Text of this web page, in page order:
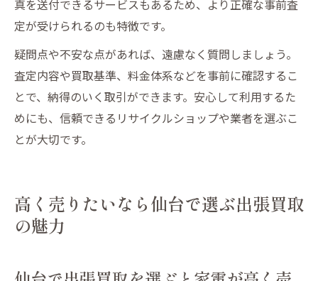
真を送付できるサービスもあるため、より正確な事前査
定が受けられるのも特徴です。
疑問点や不安な点があれば、遠慮なく質問しましょう。
査定内容や買取基準、料金体系などを事前に確認するこ
とで、納得のいく取引ができます。安心して利用するた
めにも、信頼できるリサイクルショップや業者を選ぶこ
とが大切です。
高く売りたいなら仙台で選ぶ出張買取
の魅力